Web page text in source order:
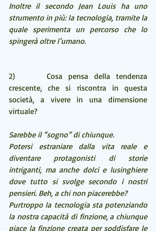
Inoltre il secondo Jean Louis ha uno
strumento in più: la tecnologia, tramite la
quale sperimenta un percorso che lo
spingerà oltre l’umano.
2)     Cosa pensa della tendenza
crescente, che si riscontra in questa
società, a vivere in una dimensione
virtuale?
Sarebbe il “sogno” di chiunque.
Potersi estraniare dalla vita reale e
diventare protagonisti di storie
intriganti, ma anche dolci e lusinghiere
dove tutto si svolge secondo i nostri
pensieri. Beh, a chi non piacerebbe?
Purtroppo la tecnologia sta potenziando
la nostra capacità di finzione, a chiunque
piace la finzione creata per soddisfare le